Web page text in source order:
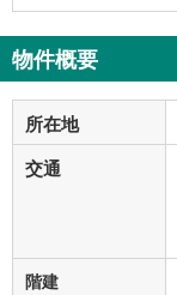
物件概要
所在地
交通
階建